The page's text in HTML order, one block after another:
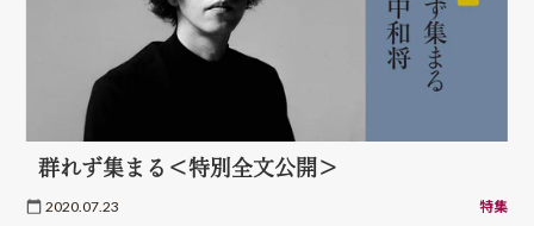
群れず集まる＜特別全文公開＞
2020.07.23 特集